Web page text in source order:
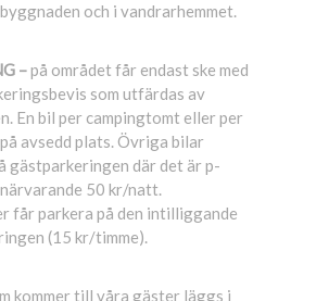
och i vandrarhemmet.
–på området får endast ske med
som utfärdas av
En bil per campingtomt eller per
avsedd plats. Övriga bilar
gästparkeringen där det är p-
50 kr/natt.
får parkera på den intilliggande
(15 kr/timme).
kommer till våra gäster läggs i